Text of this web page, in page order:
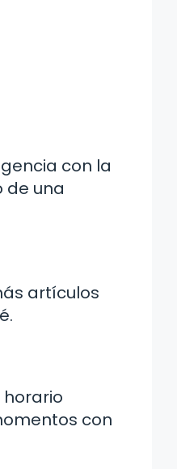
con la
de una
artículos
con